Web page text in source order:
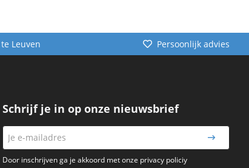
Leuven Persoonlijk advies
Schrijf je in op onze nieuwsbrief
Door inschrijven ga je akkoord met onze privacy policiy